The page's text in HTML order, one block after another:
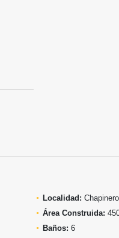
Localidad: Chapinero
Área Construida:
Baños: 6